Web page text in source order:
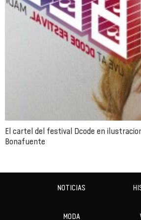
El cartel del festival Dcode en
Bonafuente
NOTICIAS
MODA